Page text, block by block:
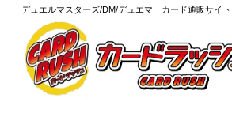
デュエルマスターズ/DM/デュエマ カード通販サイト